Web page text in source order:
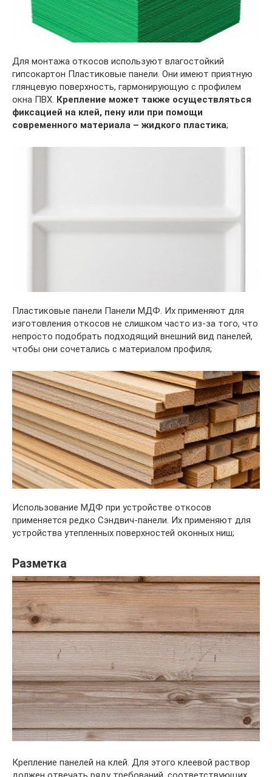
Для монтажа откосов используют влагостойкий
гипсокартон Пластиковые панели. Они имеют приятную
глянцевую поверхность, гармонирующую с профилем
окна ПВХ. Крепление может также осуществляться
фиксацией на клей, пену или при помощи
современного материала – жидкого пластика;
Пластиковые панели Панели МДФ. Их применяют для
изготовления откосов не слишком часто из-за того, что
непросто подобрать подходящий внешний вид панелей,
чтобы они сочетались с материалом профиля;
Использование МДФ при устройстве откосов
применяется редко Сэндвич-панели. Их применяют для
устройства утепленных поверхностей оконных ниш;
Разметка
Крепление панелей на клей. Для этого клеевой раствор